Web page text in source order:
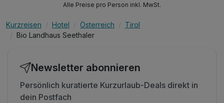
Alle Preise pro Person inkl. MwSt.
Kurzreisen Hotel Österreich
Tirol
Bio Landhaus Seethaler
Newsletter abonnieren
Persönlich kuratierte Kurzurlaub-Deals direkt in
dein Postfach